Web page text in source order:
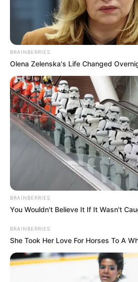
BRAINBERRIES
Olena Zelenska's Life Changed
BRAINBERRIES
You Wouldn't Believe It If It Wasn't
BRAINBERRIES
She Took Her Love For Horses To A